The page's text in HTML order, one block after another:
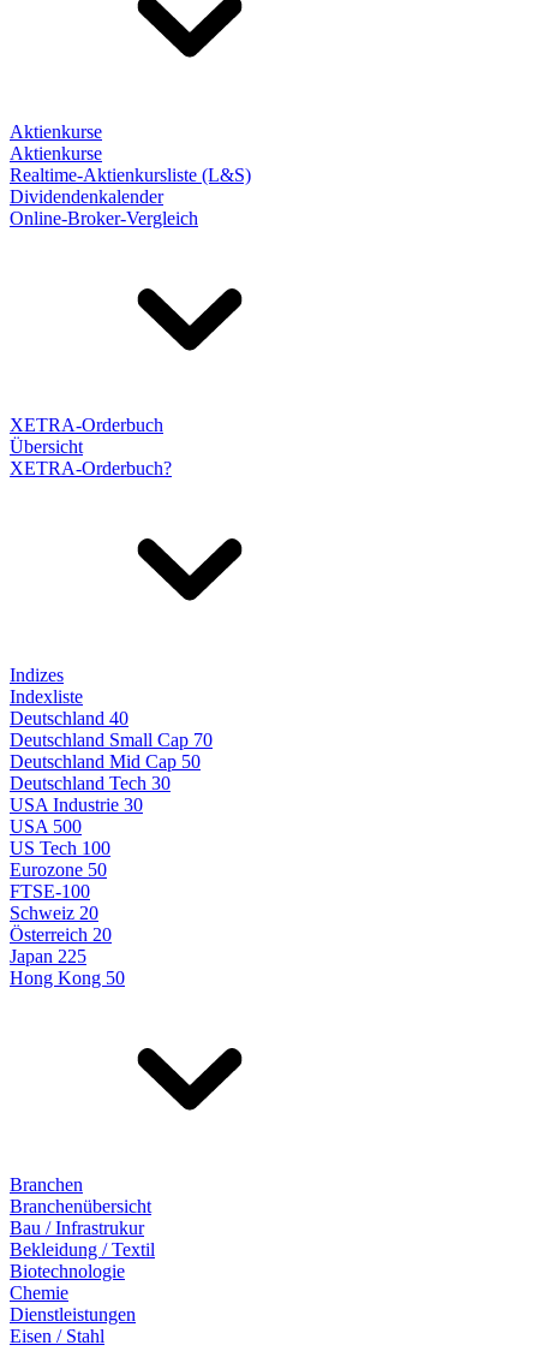
Aktienkurse
Aktienkurse
Realtime-Aktienkursliste (L&S)
Dividendenkalender
Online-Broker-Vergleich
XETRA-Orderbuch
Übersicht
XETRA-Orderbuch?
Indizes
Indexliste
Deutschland 40
Deutschland Small Cap 70
Deutschland Mid Cap 50
Deutschland Tech 30
USA Industrie 30
USA 500
US Tech 100
Eurozone 50
FTSE-100
Schweiz 20
Österreich 20
Japan 225
Hong Kong 50
Branchen
Branchenübersicht
Bau / Infrastrukur
Bekleidung / Textil
Biotechnologie
Chemie
Dienstleistungen
Eisen / Stahl